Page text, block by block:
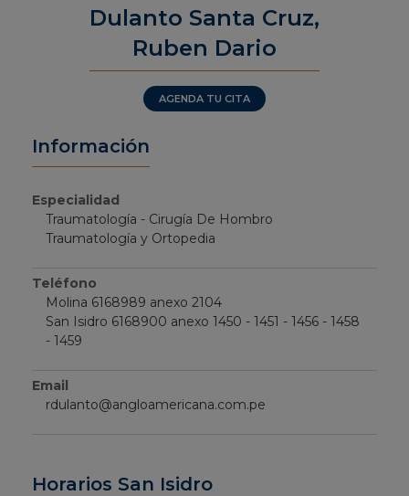
Dulanto Santa Cruz,
Ruben Dario
AGENDA TU CITA
Información
Especialidad
Traumatología - Cirugía De Hombro
Traumatología y Ortopedia
Teléfono
Molina 6168989 anexo 2104
San Isidro 6168900 anexo 1450 - 1451 - 1456 - 1458
- 1459
Email
rdulanto@angloamericana.com.pe
Horarios San Isidro